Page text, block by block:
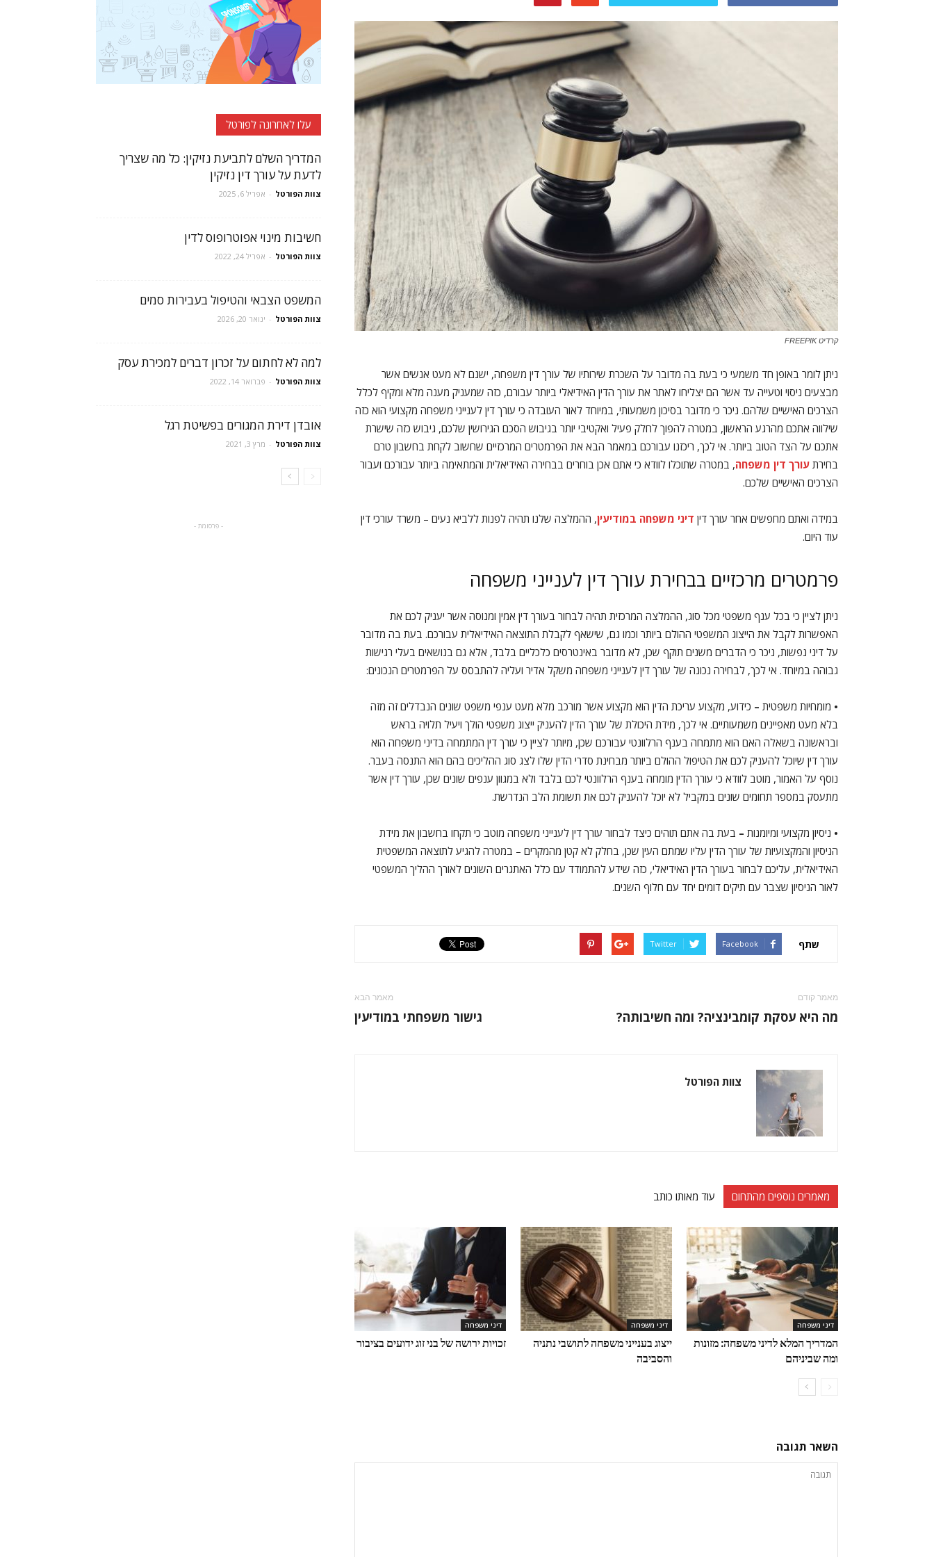
קרדיט FREEPIK
ניתן לומר באופן חד משמעי כי בעת בה מדובר על השכרת שירותיו של עורך דין משפחה, ישנם לא מעט אנשים אשר
מבצעים ניסוי וטעייה עד אשר הם יצליחו לאתר את עורך הדין האידיאלי ביותר עבורם, כזה שמעניק מענה מלא ומקיף לכלל
הצרכים האישיים שלהם. ניכר כי מדובר בסיכון משמעותי, במיוחד לאור העובדה כי עורך דין לענייני משפחה מקצועי הוא כזה
שילווה אתכם מהרגע הראשון, במטרה להפוך לחלק פעיל ואקטיבי יותר בגיבוש הסכם הגירושין שלכם, גיבוש כזה שישרת
אתכם על הצד הטוב ביותר. אי לכך, ריכזנו עבורכם במאמר הבא את הפרמטרים המרכזיים שחשוב לקחת בחשבון טרם
בחירת עורך דין משפחה, במטרה שתוכלו לוודא כי אתם אכן בוחרים בבחירה האידיאלית והמתאימה ביותר עבורכם ועבור
הצרכים האישיים שלכם.
במידה ואתם מחפשים אחר עורך דין דיני משפחה במודיעין, ההמלצה שלנו תהיה לפנות ללביא נעים – משרד עורכי דין
עוד היום.
פרמטרים מרכזיים בבחירת עורך דין לענייני משפחה
ניתן לציין כי בכל ענף משפטי מכל סוג, ההמלצה המרכזית תהיה לבחור בעורך דין אמין ומנוסה אשר יעניק לכם את
האפשרות לקבל את הייצוג המשפטי ההולם ביותר וכמו גם, שישאף לקבלת התוצאה האידיאלית עבורכם. בעת בה מדובר
על דיני נפשות, ניכר כי הדברים משנים תוקף שכן, לא מדובר באינטרסים כלכליים בלבד, אלא גם בנושאים בעלי רגישות
גבוהה במיוחד. אי לכך, לבחירה נכונה של עורך דין לענייני משפחה משקל אדיר ועליה להתבסס על הפרמטרים הנכונים:
• מומחיות משפטית – כידוע, מקצוע עריכת הדין הוא מקצוע אשר מורכב מלא מעט ענפי משפט שונים הנבדלים זה מזה
בלא מעט מאפיינים משמעותיים. אי לכך, מידת היכולת של עורך הדין להעניק ייצוג משפטי הולך ויעיל תלויה בראש
ובראשונה בשאלה האם הוא מתמחה בענף הרלוונטי עבורכם שכן, מיותר לציין כי עורך דין המתמחה בדיני משפחה הוא
עורך דין שיוכל להעניק לכם את הטיפול ההולם ביותר מבחינת סדרי הדין שלו לצג סוג ההליכים בהם הוא התנסה בעבר.
נוסף על האמור, מוטב לוודא כי עורך הדין מומחה בענף הרלוונטי לכם בלבד ולא במגוון ענפים שונים שכן, עורך דין אשר
מתעסק במספר תחומים שונים במקביל לא יוכל להעניק לכם את תשומת הלב הנדרשת.
• ניסיון מקצועי ומיומנות – בעת בה אתם תוהים כיצד לבחור עורך דין לענייני משפחה מוטב כי תקחו בחשבון את מידת
הניסיון והמקצועיות של עורך הדין עליו שמתם העין שכן, בחלק לא קטן מהמקרים – במטרה להגיע לתוצאה המשפטית
האידיאלית, עליכם לבחור בעורך הדין האידיאלי, כזה שידע להתמודד עם כלל האתגרים השונים לאורך ההליך המשפטי
לאור הניסיון שצבר עם תיקים דומים יחד עם חלוף השנים.
שתף Facebook
Twitter
מאמר קודם
מה היא עסקת קומבינציה? ומה חשיבותה?
מאמר הבא
גישור משפחתי במודיעין
צוות הפורטל
מאמרים נוספים מהתחום עוד מאותו כותב
דיני משפחה
המדריך המלא לדיני משפחה: מזונות
ומה שביניהם
דיני משפחה
ייצוג בענייני משפחה לתושבי נתניה
והסביבה
דיני משפחה
זכויות ירושה של בני זוג ידועים בציבור
השאר תגובה
עלו לאחרונה לפורטל
המדריך השלם לתביעת נזיקין: כל מה שצריך
לדעת על עורך דין נזיקין
צוות הפורטל - אפריל 6, 2025
חשיבות מינוי אפוטרופוס לדין
צוות הפורטל - אפריל 24, 2022
המשפט הצבאי והטיפול בעבירות סמים
צוות הפורטל - ינואר 20, 2026
למה לא לחתום על זכרון דברים למכירת עסק
צוות הפורטל - פברואר 14, 2022
אובדן דירת המגורים בפשיטת רגל
צוות הפורטל - מרץ 3, 2021
- פרסומת -